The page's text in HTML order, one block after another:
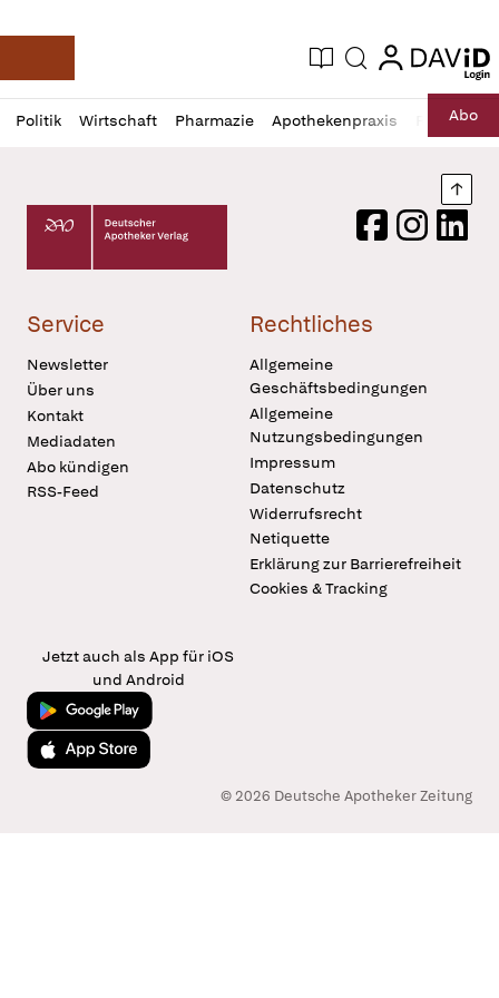
Deutsche Apotheker Zeitung
Aktuelle Ausgabe
Suche login
login
Politik Wirtschaft Pharmazie Apothekenpraxis RechtAbo
Profil
öffnen
Daz
Pur
Deutscher Apotheker Verlag Logo
FacebookInstagram
Service
Newsletter
Über uns
Kontakt
Mediadaten
Abo kündigen
RSS-Feed
Rechtliches
Allgemeine
Geschäftsbedingungen
Allgemeine
Nutzungsbedingungen
Impressum
Datenschutz
Widerrufsrecht
Netiquette
Erklärung zur Barrierefreiheit
Cookies & Tracking
Jetzt auch als App für iOS
und Android
Jetzt bei Google Play
Laden im App Store
© 2026 Deutsche Apotheker Zeitung